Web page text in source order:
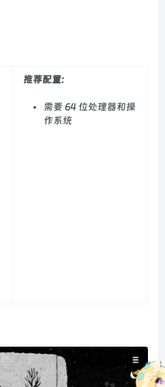
推荐配置:
需要 64 位处理器和操
作系统